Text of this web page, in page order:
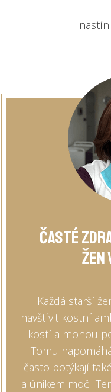
Časté
žen
Každá starší
navštívit kostní
kostí a mohou
Tomu
často potýkají
a únikem moči.